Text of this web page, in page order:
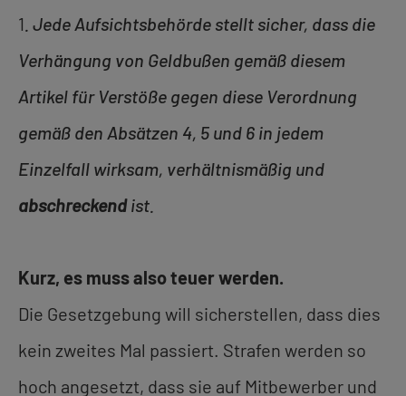
1 . Jede Aufsichtsbehörde stellt sicher, dass die
Verhängung von Geldbußen gemäß diesem
Artikel für Verstöße gegen diese Verordnung
gemäß den Absätzen 4, 5 und 6 in jedem
Einzelfall wirksam, verhältnismäßig und
abschreckendist.
Kurz, es muss also teuer werden.
Die Gesetzgebung will sicherstellen, dass dies
kein zweites Mal passiert. Strafen werden so
hoch angesetzt, dass sie auf Mitbewerber und